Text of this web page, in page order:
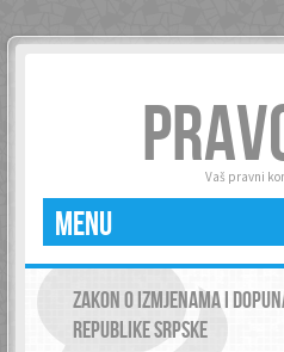
Vaš pravni
MENU
ZAKON O IZMJENAMA I
REPUBLIKE SRPSKE